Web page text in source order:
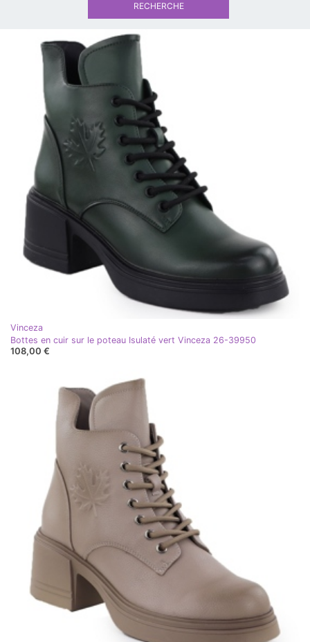
Vinceza
Bottes en cuir sur le poteau Isulaté vert Vinceza 26-39950
108,00 €
RECHERCHE